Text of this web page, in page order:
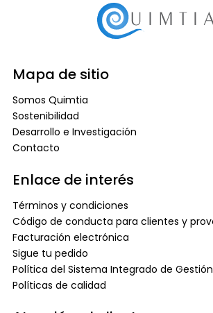
Mapa de sitio
Somos Quimtia
Sostenibilidad
Desarrollo e Investigación
Contacto
Enlace de interés
Términos y condiciones
Código de conducta para clientes y
Facturación electrónica
Sigue tu pedido
Política del Sistema Integrado de Gestión
Políticas de calidad